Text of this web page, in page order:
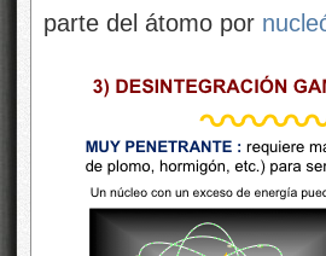
parte del átomo por